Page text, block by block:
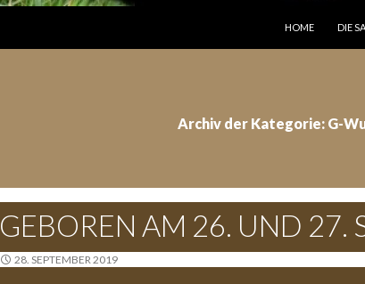
HOME
DIE
Archiv der Kategorie: G-
GEBOREN AM 26. UND 27.
28. SEPTEMBER 2019